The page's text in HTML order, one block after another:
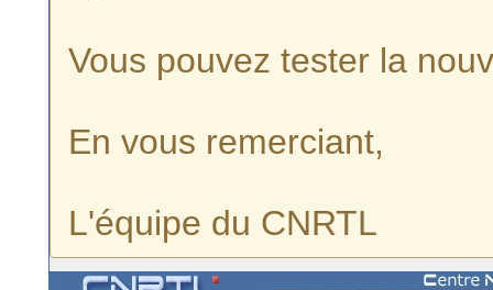
Vous pouvez tester la
En vous remerciant,
L'équipe du CNRTL